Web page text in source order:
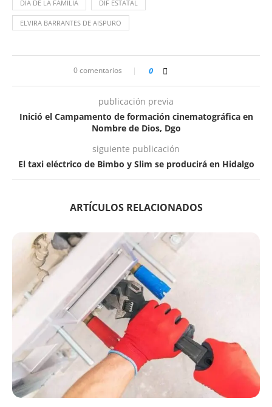
DIA DE LA FAMILIA DIF ESTATAL
ELVIRA BARRANTES DE AISPURO
0 comentarios 0
publicación previa
Inició el Campamento de formación cinematográfica en
Nombre de Dios, Dgo
siguiente publicación
El taxi eléctrico de Bimbo y Slim se producirá en Hidalgo
ARTÍCULOS RELACIONADOS